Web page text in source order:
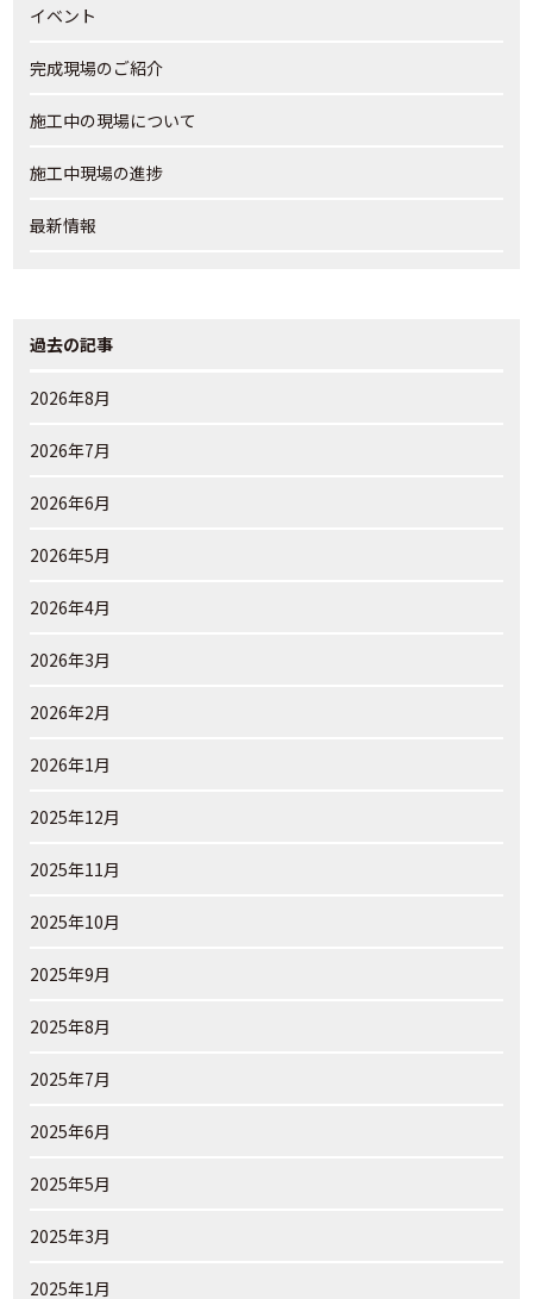
イベント
完成現場のご紹介
施工中の現場について
施工中現場の進捗
最新情報
過去の記事
2026年8月
2026年7月
2026年6月
2026年5月
2026年4月
2026年3月
2026年2月
2026年1月
2025年12月
2025年11月
2025年10月
2025年9月
2025年8月
2025年7月
2025年6月
2025年5月
2025年3月
2025年1月